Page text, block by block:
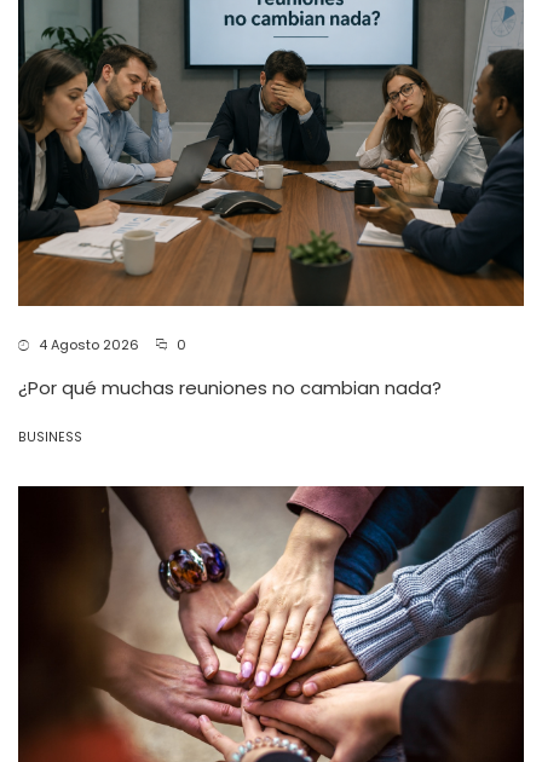
4 Agosto 2026 0
¿Por qué muchas reuniones no cambian nada?
BUSINESS